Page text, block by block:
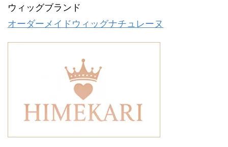
ウィッグブランド
オーダーメイドウィッグナチュレーヌ